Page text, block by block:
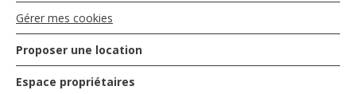
Gérer mes cookies
Proposer une location
Espace propriétaires